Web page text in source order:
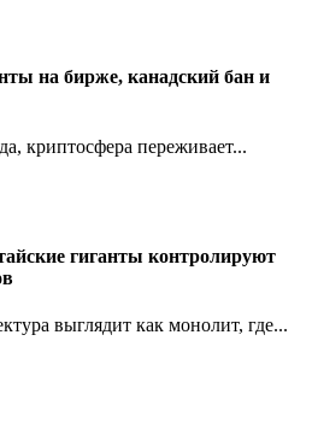
на бирже, канадский бан и
криптосфера переживает...
гиганты контролируют
выглядит как монолит, где...